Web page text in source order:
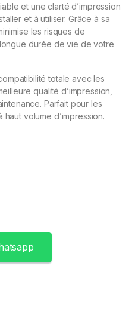
et une clarté d’impression
et à utiliser. Grâce à sa
les risques de
durée de vie de votre
totale avec les
qualité d’impression,
Parfait pour les
volume d’impression.
-(3 100 Pages) quantity